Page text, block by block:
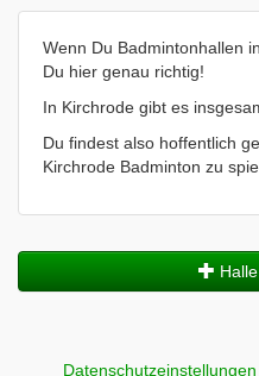
Wenn Du Badmintonhallen
Du hier genau richtig!
In Kirchrode gibt es
Du findest also hoffentlich
Kirchrode Badminton zu
Datenschutzeinstellungen